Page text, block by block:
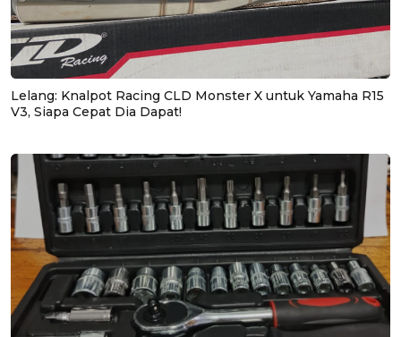
Lelang: Knalpot Racing CLD Monster X untuk Yamaha R15
V3, Siapa Cepat Dia Dapat!